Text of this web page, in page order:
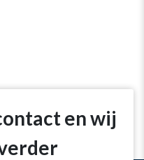
en wij